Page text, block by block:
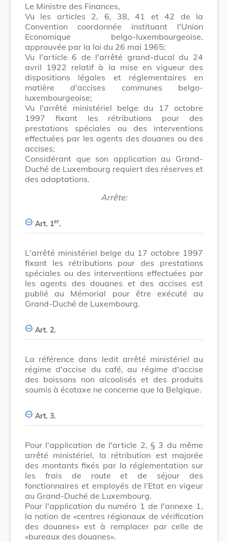
Le Ministre des Finances,
Vu les articles 2, 6, 38, 41 et 42 de la
Convention coordonnée instituant l'Union
Economique belgo-luxembourgeoise,
approuvée par la loi du 26 mai 1965;
Vu l'article 6 de l'arrêté grand-ducal du 24
avril 1922 relatif à la mise en vigueur des
dispositions légales et réglementaires en
matière d'accises communes belgo-
luxembourgeoise;
Vu l'arrêté ministériel belge du 17 octobre
1997 fixant les rétributions pour des
prestations spéciales ou des interventions
effectuées par les agents des douanes ou des
accises;
Considérant que son application au Grand-
Duché de Luxembourg requiert des réserves et
des adaptations.
Arrête:
Art. 1er.
L'arrêté ministériel belge du 17 octobre 1997
fixant les rétributions pour des prestations
spéciales ou des interventions effectuées par
les agents des douanes et des accises est
publié au Mémorial pour être exécuté au
Grand-Duché de Luxembourg.
Art. 2.
La référence dans ledit arrêté ministériel au
régime d'accise du café, au régime d'accise
des boissons non alcoolisés et des produits
soumis à écotaxe ne concerne que la Belgique.
Art. 3.
Pour l'application de l'article 2, § 3 du même
arrêté ministériel, la rétribution est majorée
des montants fixés par la réglementation sur
les frais de route et de séjour des
fonctionnaires et employés de l'Etat en vigeur
au Grand-Duché de Luxembourg.
Pour l'application du numéro 1 de l'annexe 1,
la notion de «centres régionaux de vérification
des douanes» est à remplacer par celle de
«bureaux des douanes».